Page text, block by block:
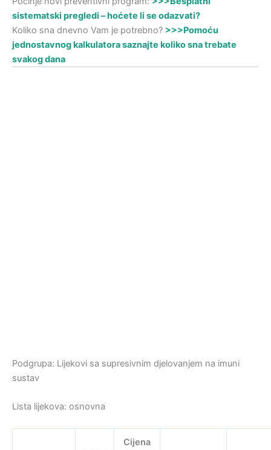
sistematski pregledi – hoćete li se odazvati?
Koliko sna dnevno Vam je potrebno? >>>Pomoću
jednostavnog kalkulatora saznajte koliko sna trebate
svakog dana
Podgrupa: Lijekovi sa supresivnim djelovanjem na imuni
sustav
Lista lijekova: osnovna
Cijena